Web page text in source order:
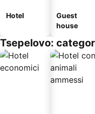
Hotel
Guest
house
Tsepelovo: